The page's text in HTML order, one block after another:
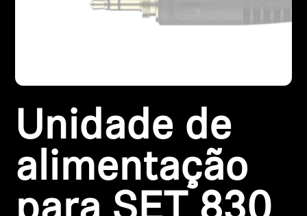
Peças e Acessórios para Auscultadores
Audição por Categoria
Auscultadores para Audição de TV
Unidade de
alimentação